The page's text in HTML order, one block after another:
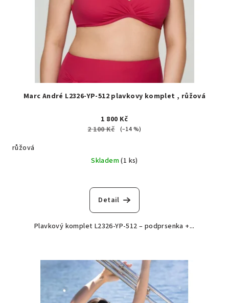
Marc André L2326-YP-512 plavkovy komplet , růžová
1 800 Kč
2 100 Kč
(–14 %)
růžová
Skladem(1 ks)
Detail
Plavkový komplet L2326-YP-512 – podprsenka +...